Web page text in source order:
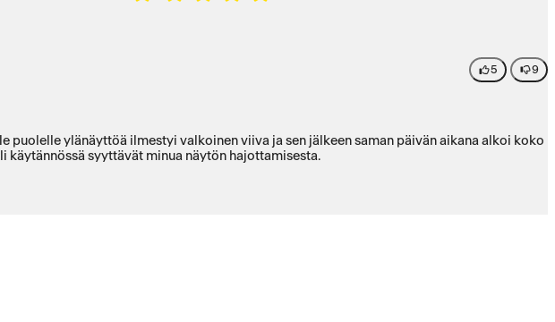
5 9
ylänäyttöä ilmestyi valkoinen viiva ja sen jälkeen saman päivän aikana alkoi koko
käytännössä syyttävät minua näytön hajottamisesta.